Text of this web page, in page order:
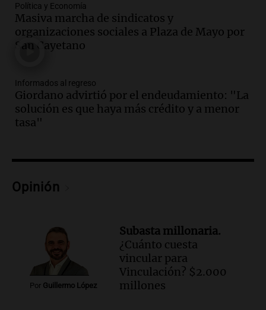
Audio.El abuelo de Agostina Vega, tras
las nuevas detenciones: "En esa casa
todos tenían algo que ver"
Audio.Una nutricionista derribó el mito
del desayuno ideal: qué alimentos
conviene priorizar
Audio.
Mateo, a los 25 años, lucha
contra el tiempo: necesita un trasplante
para poder seguir viviend
Una mañana para todos
Episodios
Política y Economía
Masiva marcha de sindicatos y
organizaciones sociales a Plaza de Mayo por
San Cayetano
Informados al regreso
Giordano advirtió por el endeudamiento: "La
solución es que haya más crédito y a menor
tasa"
Opinión
Por Guillermo López
Subasta millonaria.
¿Cuánto cuesta
vincular para
Vinculación? $2.000
millones